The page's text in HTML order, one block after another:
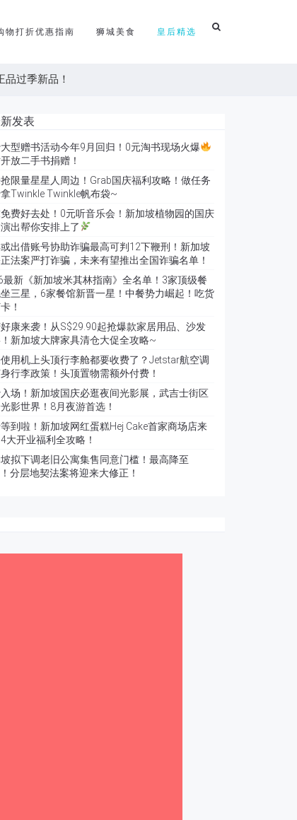
物打折优惠指南 狮城美食 皇后精选
过季新品！
发表
型赠书活动今年9月回归！0元淘书现场火爆
放二手书捐赠！
限量星星人周边！Grab国庆福利攻略！做任务
Twinkle Twinkle帆布袋~
费好去处！0元听音乐会！新加坡植物园的国庆
出帮你安排上了
出借账号协助诈骗最高可判12下鞭刑！新加坡
法案严打诈骗，未来有望推出全国诈骗名单！
最新《新加坡米其林指南》全名单！3家顶级餐
三星，6家餐馆新晋一星！中餐势力崛起！吃货
！
康来袭！从S$29.90起抢爆款家居用品、沙发
新加坡大牌家具清仓大促全攻略~
用机上头顶行李舱都要收费了？Jetstar航空调
行李政策！头顶置物需额外付费！
场！新加坡国庆必逛夜间光影展，武吉士街区
影世界！8月夜游首选！
到啦！新加坡网红蛋糕Hej Cake首家商场店来
大开业福利全攻略！
拟下调老旧公寓集售同意门槛！最高降至
分层地契法案将迎来大修正！